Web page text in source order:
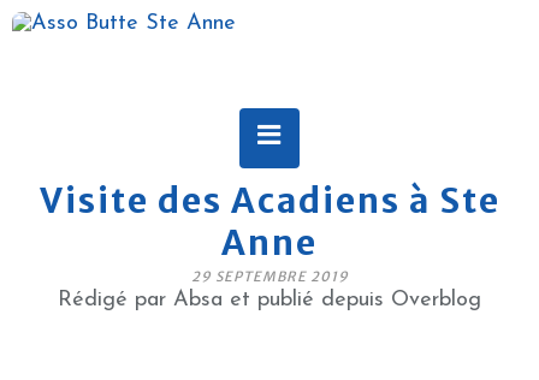
Visite des Acadiens à Ste
Anne
29 SEPTEMBRE 2019
Rédigé par Absa et publié depuis Overblog